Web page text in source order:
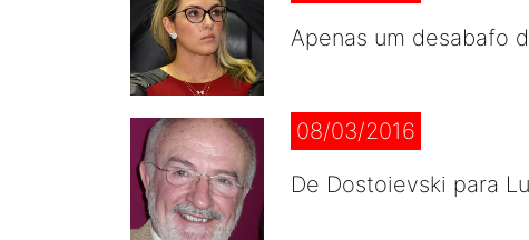
Apenas um desabafo
08/03/2016
De Dostoievski para